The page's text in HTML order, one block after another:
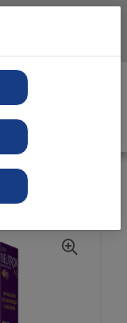
Playvender